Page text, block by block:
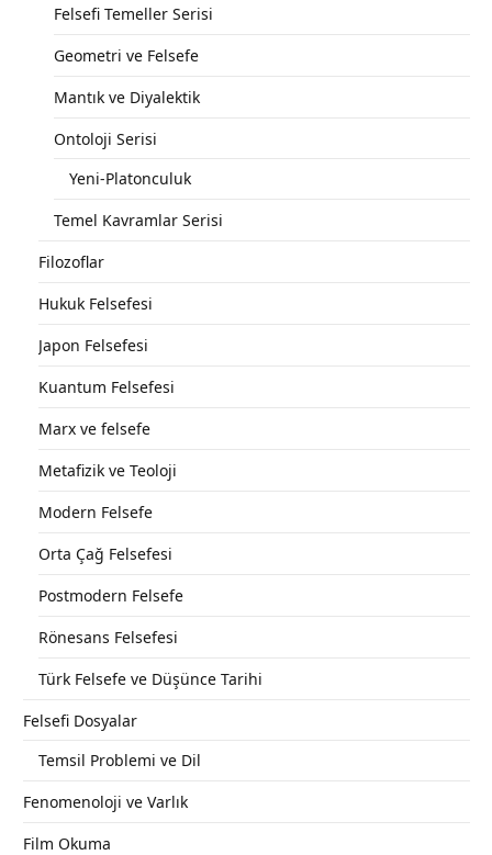
Felsefi Temeller Serisi
Geometri ve Felsefe
Mantık ve Diyalektik
Ontoloji Serisi
Yeni-Platonculuk
Temel Kavramlar Serisi
Filozoflar
Hukuk Felsefesi
Japon Felsefesi
Kuantum Felsefesi
Marx ve felsefe
Metafizik ve Teoloji
Modern Felsefe
Orta Çağ Felsefesi
Postmodern Felsefe
Rönesans Felsefesi
Türk Felsefe ve Düşünce Tarihi
Felsefi Dosyalar
Temsil Problemi ve Dil
Fenomenoloji ve Varlık
Film Okuma